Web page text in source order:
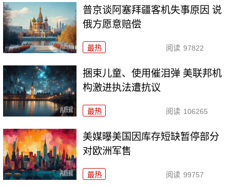
普京谈阿塞拜疆客机失事原因 说
俄方愿意赔偿
最热 阅读 97822
捆束儿童、使用催泪弹 美联邦机
构激进执法遭抗议
最热 阅读 106265
美媒曝美国因库存短缺暂停部分
对欧洲军售
最热 阅读 99757